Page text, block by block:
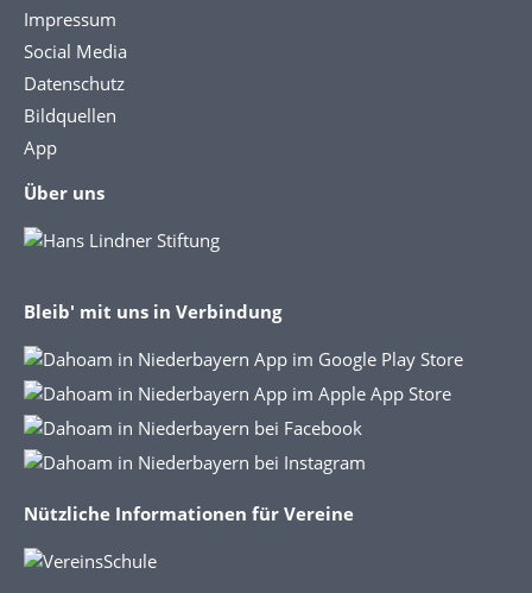
Impressum
Social Media
Datenschutz
Bildquellen
App
Über uns
Bleib' mit uns in Verbindung
Nützliche Informationen für Vereine